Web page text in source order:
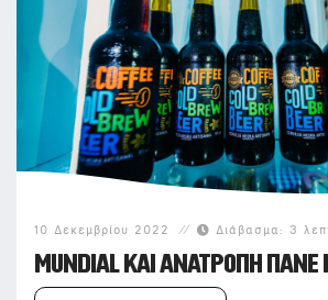
10 Δεκεμβρίου 2022 Διάβασμα: 3
MUNDIAL ΚΑΙ ΑΝΑΤΡΟΠΗ ΠΑΝΕ